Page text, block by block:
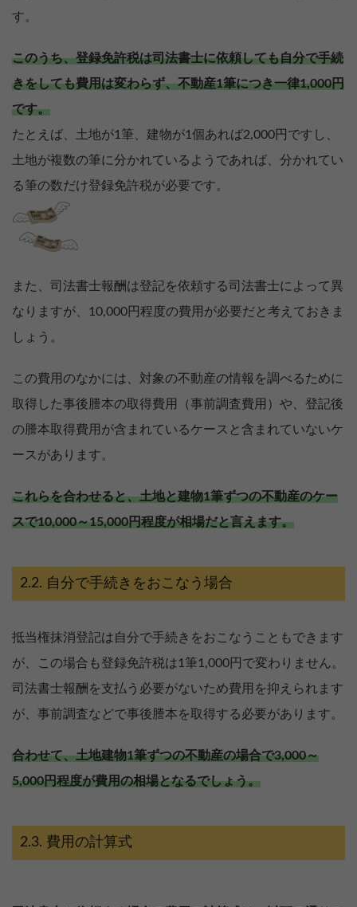
す。
このうち、登録免許税は司法書士に依頼しても自分で手続
きをしても費用は変わらず、不動産1筆につき一律1,000円
です。
たとえば、土地が1筆、建物が1個あれば2,000円ですし、
土地が複数の筆に分かれているようであれば、分かれてい
る筆の数だけ登録免許税が必要です。
また、司法書士報酬は登記を依頼する司法書士によって異
なりますが、10,000円程度の費用が必要だと考えておきま
しょう。
この費用のなかには、対象の不動産の情報を調べるために
取得した事後謄本の取得費用（事前調査費用）や、登記後
の謄本取得費用が含まれているケースと含まれていないケ
ースがあります。
これらを合わせると、土地と建物1筆ずつの不動産のケー
スで10,000～15,000円程度が相場だと言えます。
自分で手続きをおこなう場合
抵当権抹消登記は自分で手続きをおこなうこともできます
が、この場合も登録免許税は1筆1,000円で変わりません。
司法書士報酬を支払う必要がないため費用を抑えられます
が、事前調査などで事後謄本を取得する必要があります。
合わせて、土地建物1筆ずつの不動産の場合で3,000～
5,000円程度が費用の相場となるでしょう。
費用の計算式